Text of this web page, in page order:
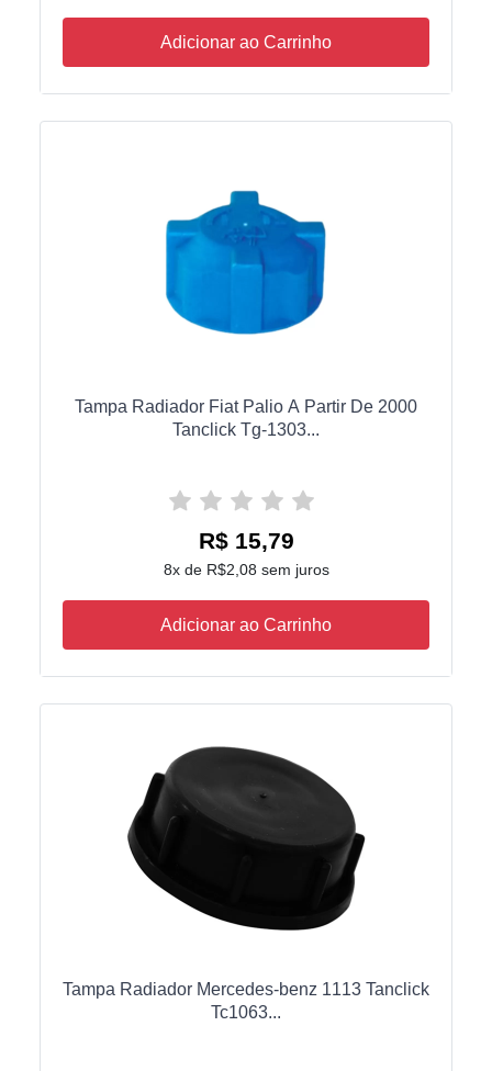
Adicionar ao Carrinho
Tampa Radiador Fiat Palio A Partir De 2000
Tanclick Tg-1303...
R$ 15,79
8x de R$2,08 sem juros
Adicionar ao Carrinho
Tampa Radiador Mercedes-benz 1113 Tanclick
Tc1063...